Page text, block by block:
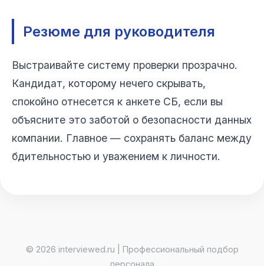
Резюме для руководителя
Выстраивайте систему проверки прозрачно.
Кандидат, которому нечего скрывать,
спокойно отнесется к анкете СБ, если вы
объясните это заботой о безопасности данных
компании. Главное — сохранять баланс между
бдительностью и уважением к личности.
© 2026 interviewed.ru | Профессиональный подбор
персонала